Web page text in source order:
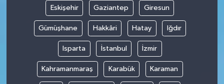
Eskişehir Gaziantep Giresun
Gümüşhane Hakkâri Hatay Iğdır
Isparta İstanbul İzmir
Kahramanmaraş Karabük Karaman